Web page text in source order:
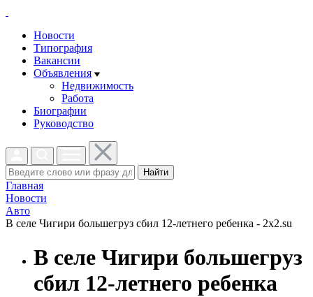
Новости
Типография
Вакансии
Объявления
Недвижимость
Работа
Биографии
Руководство
Найти
Главная
Новости
Авто
В селе Чигири большегруз сбил 12-летнего ребенка - 2x2.su
В селе Чигири большегруз
сбил 12-летнего ребенка